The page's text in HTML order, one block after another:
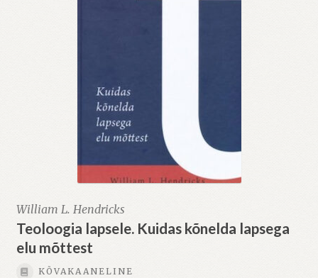
William L. Hendricks
Teoloogia lapsele. Kuidas kõnelda lapsega
elu mõttest
KÕVAKAANELINE